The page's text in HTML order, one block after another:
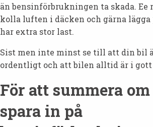
än bensinförbrukningen ta skada.
kolla luften i däcken och gärna lägga
har extra stor last.
Sist men inte minst se till att din bil
ordentligt och att bilen alltid är i
För att summera
spara in på